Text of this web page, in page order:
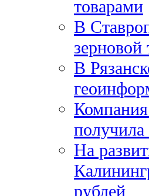
товарами
В
зерновой
В
На
рублей